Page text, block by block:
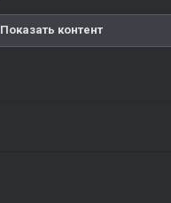
Показать контент